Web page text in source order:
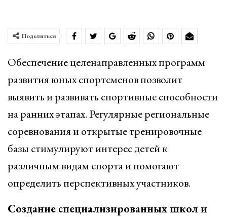
Поделиться
Обеспечение целенаправленных программ
развития юных спортсменов позволит
выявить и развивать спортивные способности
на ранних этапах. Регулярные региональные
соревнования и открытые тренировочные
базы стимулируют интерес детей к
различным видам спорта и помогают
определить перспективных участников.
Создание специализированных школ и